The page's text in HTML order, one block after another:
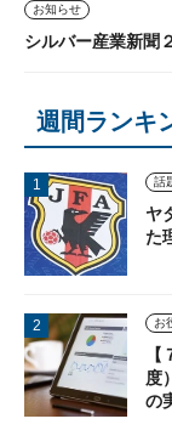
お知らせ
シルバー産業新聞
週間ランキ
話
ヤ
た
度
の